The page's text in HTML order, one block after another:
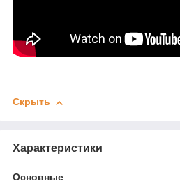
Скрыть
Характеристики
Основные